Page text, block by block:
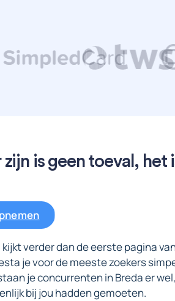
is geen toeval, het
verder dan de eerste pagina
je voor de meeste zoekers
je concurrenten in Breda er
bij jou hadden gemoeten.